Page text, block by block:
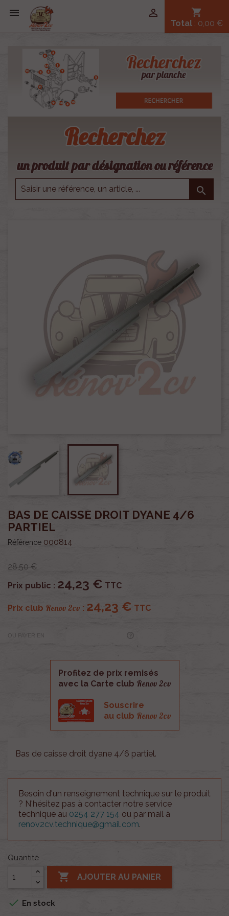
 shopping_cart
Total : 0,00 €

Recherchez
un produit par désignation ou référence

BAS DE CAISSE DROIT DYANE 4/6
PARTIEL
Référence 000814
28,50 €
Prix public : 24,23 € TTC
Prix club Renov 2cv : 24,23 € TTC
OU PAYER EN
Profitez de prix remisés
avec la Carte club Renov 2cv
Souscrire
au club Renov 2cv
Bas de caisse droit dyane 4/6 partiel .
Besoin d'un renseignement technique sur le produit
? N'hésitez pas à contacter notre service
technique au 0254 277 154 ou par mail à
renov2cv.technique@gmail.com.
Quantité
 AJOUTER AU PANIER
 En stock